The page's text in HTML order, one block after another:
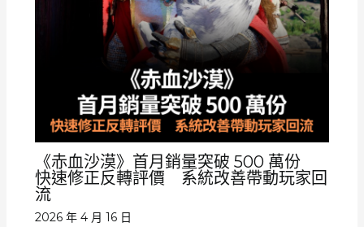
《赤血沙漠》首月銷量突破 500 萬份
快速修正反轉評價 系統改善帶動玩家回
流
2026 年 4 月 16 日